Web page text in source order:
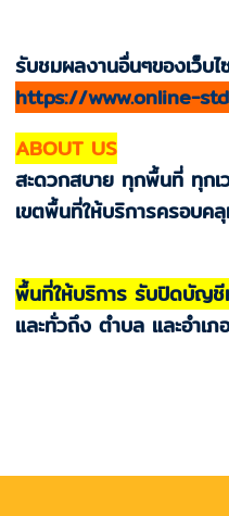
รับชมผลงานอื่นๆของเว็บไ
https://www.online-
ABOUT US
สะดวกสบาย ทุกพื้นที่ ทุกเ
เขตพื้นที่ให้บริการครอบค
พื้นที่ให้บริการ รับปิดบัญ
และทั่วถึง ตำบล และอำเ